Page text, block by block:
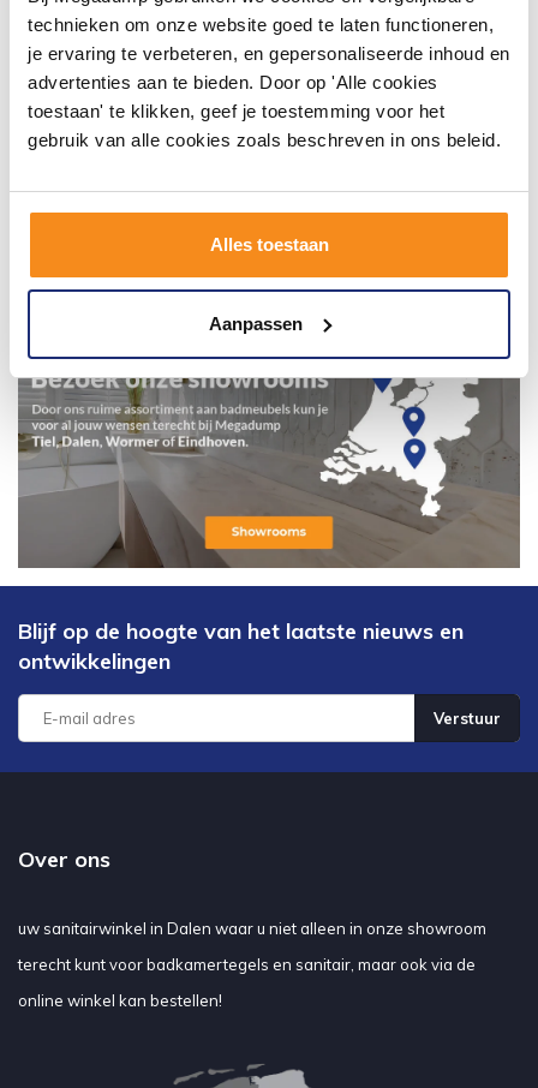
technieken om onze website goed te laten functioneren,
je ervaring te verbeteren, en gepersonaliseerde inhoud en
advertenties aan te bieden. Door op 'Alle cookies
toestaan' te klikken, geef je toestemming voor het
gebruik van alle cookies zoals beschreven in ons beleid.
Alles toestaan
Aanpassen
Blijf op de hoogte van het laatste nieuws en
ontwikkelingen
Verstuur
Over ons
uw sanitairwinkel in Dalen waar u niet alleen in onze showroom
terecht kunt voor badkamertegels en sanitair, maar ook via de
online winkel kan bestellen!